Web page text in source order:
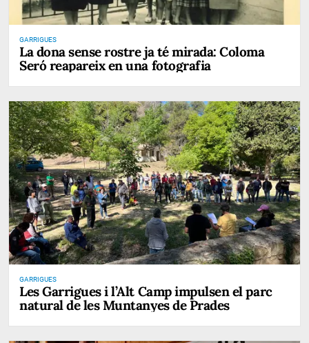
GARRIGUES
La dona sense rostre ja té mirada: Coloma
Seró reapareix en una fotografia
GARRIGUES
Les Garrigues i l’Alt Camp impulsen el parc
natural de les Muntanyes de Prades